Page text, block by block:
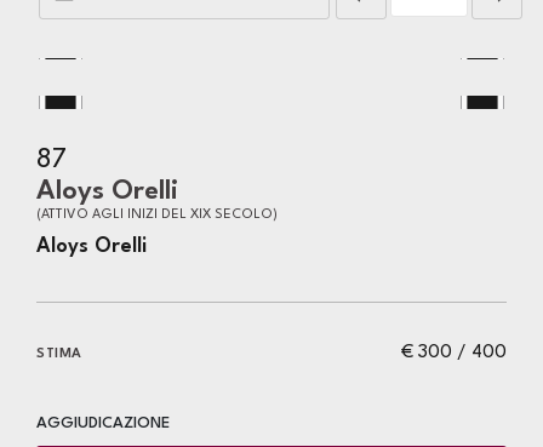
87
Aloys Orelli
(ATTIVO AGLI INIZI DEL XIX SECOLO)
Aloys Orelli
€ 300 / 400
STIMA
AGGIUDICAZIONE